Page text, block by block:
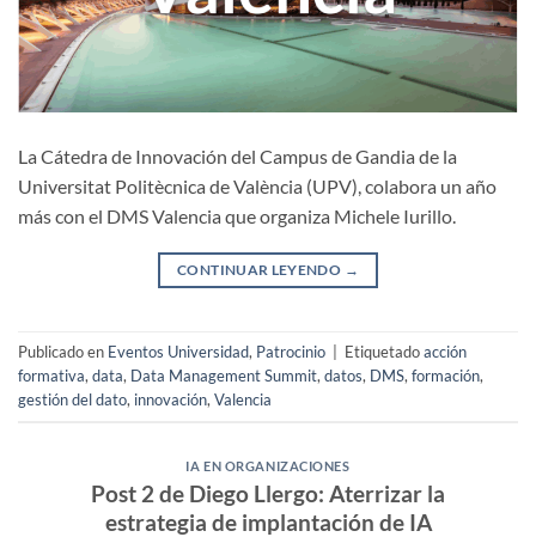
La Cátedra de Innovación del Campus de Gandia de la
Universitat Politècnica de València (UPV), colabora un año
más con el DMS Valencia que organiza Michele Iurillo.
CONTINUAR LEYENDO →
Publicado en Eventos Universidad, Patrocinio Etiquetadoacción
formativa,data, Data Management Summit,datos, DMS,formación,
gestión del dato, innovación,Valencia
IA EN ORGANIZACIONES
Post 2 de Diego Llergo: Aterrizar la
estrategia de implantación de IA